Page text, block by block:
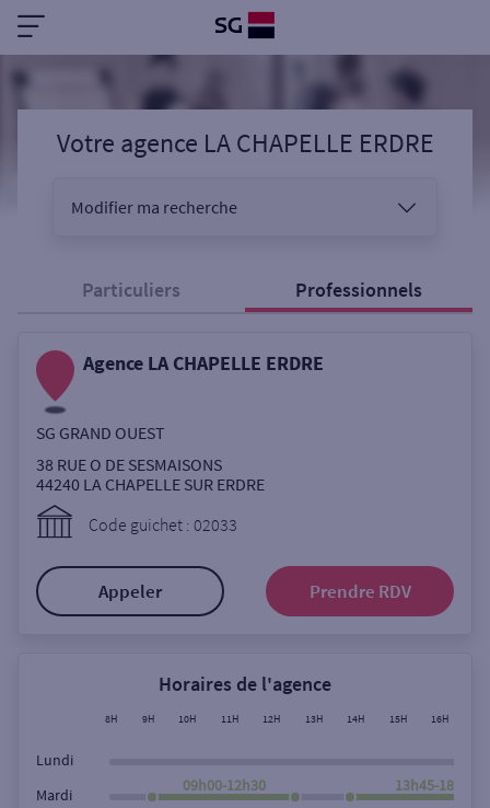
Votre agence LA CHAPELLE ERDRE
Modifier ma recherche
Sélectionnez votre recherche
Ouverte le samedi
ou
Particuliers Professionnels
Agence LA CHAPELLE ERDRE
SG GRAND OUEST
38 RUE O DE SESMAISONS
44240 LA CHAPELLE SUR ERDRE
Code guichet : 02033
Appeler Prendre RDV
Horaires de l'agence
8H 9H 10H 11H 12H 13H 14H 15H 16H
Lundi
Mardi
09h00-12h30 13h45-18h00